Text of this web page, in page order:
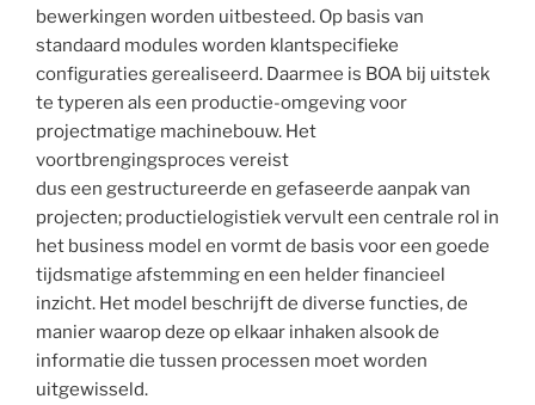
bewerkingen worden uitbesteed. Op basis van
standaard modules worden klantspecifieke
configuraties gerealiseerd. Daarmee is BOA bij uitstek
te typeren als een productie-omgeving voor
projectmatige machinebouw. Het
voortbrengingsproces vereist
dus een gestructureerde en gefaseerde aanpak van
projecten; productielogistiek vervult een centrale rol in
het business model en vormt de basis voor een goede
tijdsmatige afstemming en een helder financieel
inzicht. Het model beschrijft de diverse functies, de
manier waarop deze op elkaar inhaken alsook de
informatie die tussen processen moet worden
uitgewisseld.